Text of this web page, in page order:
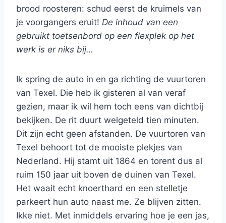
brood roosteren: schud eerst de kruimels van
je voorgangers eruit! De inhoud van een
gebruikt toetsenbord op een flexplek op het
werk is er niks bij…
Ik spring de auto in en ga richting de vuurtoren
van Texel. Die heb ik gisteren al van veraf
gezien, maar ik wil hem toch eens van dichtbij
bekijken. De rit duurt welgeteld tien minuten.
Dit zijn echt geen afstanden. De vuurtoren van
Texel behoort tot de mooiste plekjes van
Nederland. Hij stamt uit 1864 en torent dus al
ruim 150 jaar uit boven de duinen van Texel.
Het waait echt knoerthard en een stelletje
parkeert hun auto naast me. Ze blijven zitten.
Ikke niet. Met inmiddels ervaring hoe je een jas,